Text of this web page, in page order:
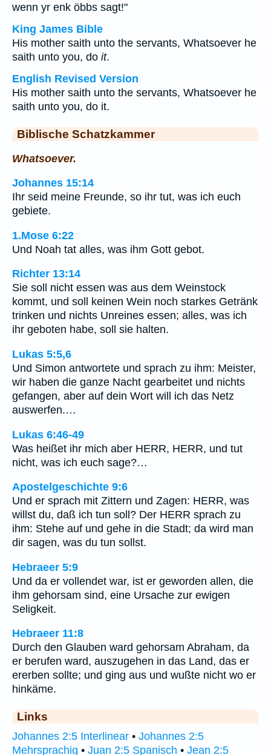
wenn yr enk öbbs sagt!"
King James Bible
His mother saith unto the servants, Whatsoever he
saith unto you, do it.
English Revised Version
His mother saith unto the servants, Whatsoever he
saith unto you, do it.
Biblische Schatzkammer
Whatsoever.
Johannes 15:14
Ihr seid meine Freunde, so ihr tut, was ich euch
gebiete.
1.Mose 6:22
Und Noah tat alles, was ihm Gott gebot.
Richter 13:14
Sie soll nicht essen was aus dem Weinstock
kommt, und soll keinen Wein noch starkes Getränk
trinken und nichts Unreines essen; alles, was ich
ihr geboten habe, soll sie halten.
Lukas 5:5,6
Und Simon antwortete und sprach zu ihm: Meister,
wir haben die ganze Nacht gearbeitet und nichts
gefangen, aber auf dein Wort will ich das Netz
auswerfen.…
Lukas 6:46-49
Was heißet ihr mich aber HERR, HERR, und tut
nicht, was ich euch sage?…
Apostelgeschichte 9:6
Und er sprach mit Zittern und Zagen: HERR, was
willst du, daß ich tun soll? Der HERR sprach zu
ihm: Stehe auf und gehe in die Stadt; da wird man
dir sagen, was du tun sollst.
Hebraeer 5:9
Und da er vollendet war, ist er geworden allen, die
ihm gehorsam sind, eine Ursache zur ewigen
Seligkeit.
Hebraeer 11:8
Durch den Glauben ward gehorsam Abraham, da
er berufen ward, auszugehen in das Land, das er
ererben sollte; und ging aus und wußte nicht wo er
hinkäme.
Links
Johannes 2:5 Interlinear • Johannes 2:5
Mehrsprachig • Juan 2:5 Spanisch • Jean 2:5